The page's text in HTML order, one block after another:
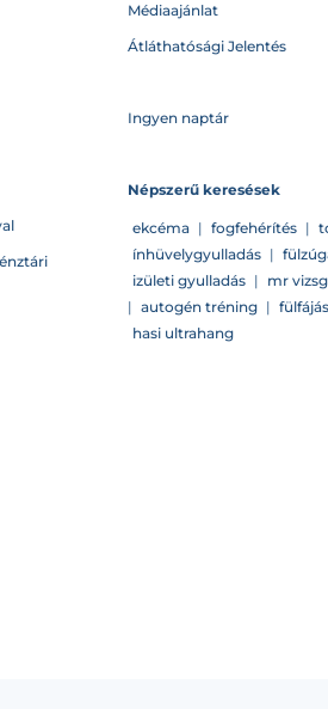
Médiaajánlat
Átláthatósági Jelentés
Ingyen naptár
Népszerű keresések
ekcéma | fogfehérítés |
ínhüvelygyulladás |
izületi gyulladás | mr
| autogén tréning | fülfájás
hasi ultrahang